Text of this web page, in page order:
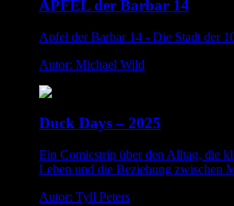
APFEL der Barbar 14
Apfel der Barbar 14 - Die Stadt der
Autor: Michael Wild
Duck Days – 2025
Ein Comicstrip über den Alltag, die
Leben und die Beziehung zwischen
Autor: Tyll Peters